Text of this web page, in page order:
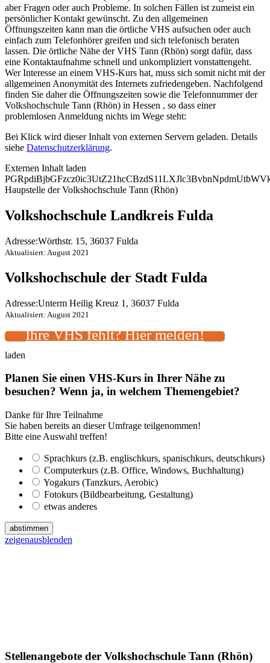
aber Fragen oder auch Probleme. In solchen Fällen ist zumeist ein
persönlicher Kontakt gewünscht. Zu den allgemeinen
Öffnungszeiten kann man die örtliche VHS aufsuchen oder auch
einfach zum Telefonhörer greifen und sich telefonisch beraten
lassen. Die örtliche Nähe der VHS Tann (Rhön) sorgt dafür, dass
eine Kontaktaufnahme schnell und unkompliziert vonstattengeht.
Wer Interesse an einem VHS-Kurs hat, muss sich somit nicht mit der
allgemeinen Anonymität des Internets zufriedengeben. Nachfolgend
finden Sie daher die Öffnungszeiten sowie die Telefonnummer der
Volkshochschule Tann (Rhön) in Hessen , so dass einer
problemlosen Anmeldung nichts im Wege steht:
Bei Klick wird dieser Inhalt von externen Servern geladen. Details
siehe Datenschutzerklärung.
Externen Inhalt laden
Haupstelle der Volkshochschule Tann (Rhön)
Volkshochschule Landkreis Fulda
Adresse:Wörthstr. 15, 36037 Fulda
Aktualisiert: August 2021
Volkshochschule der Stadt Fulda
Adresse:Unterm Heilig Kreuz 1, 36037 Fulda
Aktualisiert: August 2021
Ihre VHS fehlt? Hier melden!
laden
Planen Sie einen VHS-Kurs in Ihrer Nähe zu
besuchen? Wenn ja, in welchem Themengebiet?
Danke für Ihre Teilnahme
Sie haben bereits an dieser Umfrage teilgenommen!
Bitte eine Auswahl treffen!
Sprachkurs (z.B. englischkurs, spanischkurs, deutschkurs)
Computerkurs (z.B. Office, Windows, Buchhaltung)
Yogakurs (Tanzkurs, Aerobic)
Fotokurs (Bildbearbeitung, Gestaltung)
etwas anderes
abstimmen
zeigenausblenden
Stellenangebote der Volkshochschule Tann (Rhön)